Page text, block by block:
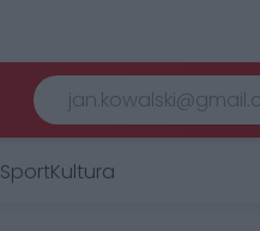
SportKultura